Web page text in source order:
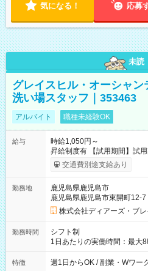
気になる！ 応募
未読
グレイスヒル・オーシャ
洗い場スタッフ｜353463
アルバイト 職種未経験OK
給与
時給1,050円～
昇給制度有 【試用期間】試用期間あり 試用期間の長さ：1ヶ月
雇用形態、給与は本採用時と
交通費別途支給あり
勤務地
鹿児島県鹿児島市
鹿児島県鹿児島市東開町12-7
株式会社ディアーズ・ブレ
勤務時間
シフト制
1日あたりの実働時間：最大
特徴 週1日からOK / 副業・Wワー